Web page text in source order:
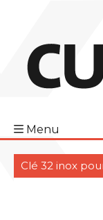
Menu
Clé 32 inox